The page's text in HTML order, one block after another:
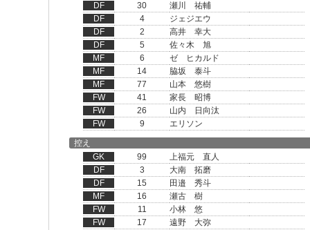
DF
30
瀬川 祐輔
DF
4
ジェジエウ
DF
2
高井 幸大
DF
5
佐々木 旭
MF
6
ゼ ヒカルド
MF
14
脇坂 泰斗
MF
77
山本 悠樹
FW
41
家長 昭博
FW
26
山内 日向汰
FW
9
エリソン
控え
GK
99
上福元 直人
DF
3
大南 拓磨
DF
15
田邉 秀斗
MF
16
瀬古 樹
FW
11
小林 悠
FW
17
遠野 大弥